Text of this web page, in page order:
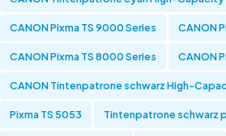
CANON Pixma TS 9000 Series CANON
CANON Pixma TS 8000 Series CANON
CANON Tintenpatrone schwarz High-
Pixma TS 5053 Tintenpatrone schwarz